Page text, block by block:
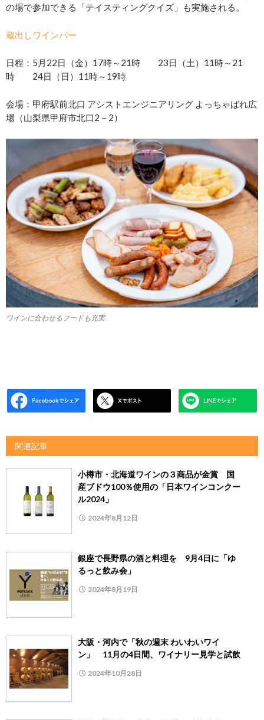
の場で参加できる「テイスティングクイズ」も実施される。
蔵出しワインバー
日程：5月22日（金）17時～21時 23日（土）11時～21
時 24日（日）11時～19時
会場：甲府駅前北口 アシストエンジニアリング よっちゃばれ広
場（山梨県甲府市北口2－2）
ワインに合わせるフードも充実
関連記事
小樽市・北海道ワインの３商品が金賞 国
産ブドウ100％使用の「日本ワインコンクー
ル2024」
2024年8月12日
銀座で長野県の酒と料理を 9月4日に「ゆ
るっと飲み会」
2024年8月19日
大阪・河内で「秋の週末 わいわいワイ
ン」 11月の4日間、ワイナリー見学と試飲
2024年10月28日